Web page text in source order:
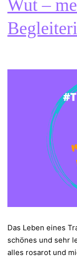
Wut –
Das Leben eines
schönes und sehr
alles rosarot und